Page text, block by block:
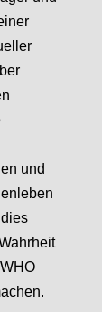
und